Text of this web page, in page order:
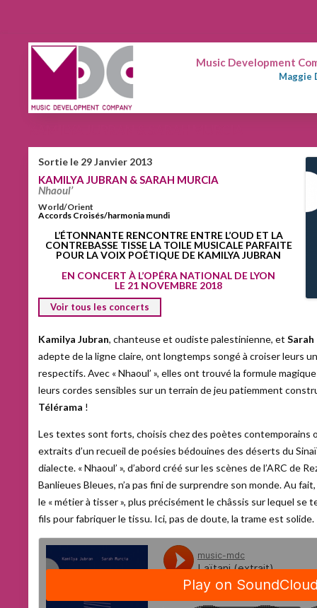
Music Development
Maggie
Sortie le 29 Janvier 2013
KAMILYA JUBRAN & SARAH MURCIA
Nhaoul’
World/Orient
Accords Croisés/harmonia mundi
L’ÉTONNANTE RENCONTRE ENTRE L’OUD ET LA
CONTREBASSE TISSE LA TOILE MUSICALE PARFAITE
POUR LA VOIX POÉTIQUE DE KAMILYA JUBRAN
EN CONCERT À L’OPÉRA NATIONAL DE LYON
LE 21 NOVEMBRE 2018
Voir tous les concerts
Kamilya Jubran, chanteuse et oudiste palestinienne, et
adepte de la ligne claire, ont longtemps songé à croiser leurs
respectifs. Avec « Nhaoul’ », elles ont trouvé la formule
leurs cordes sensibles sur un terrain de jeu patiemment
Télérama !
Les textes sont forts, choisis chez des poètes contemporains
extraits d’un recueil de poésies bédouines des déserts du
dialecte. « Nhaoul’ », d’abord créé sur les scènes de l’ARC de
Banlieues Bleues, n’a pas fini de surprendre son monde. Au fait,
le « métier à tisser », plus précisément le châssis sur lequel se
fils pour fabriquer le tissu. Ici, pas de doute, la trame est solide.